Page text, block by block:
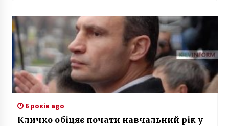
6 років ago
Кличко обіцяє почати навчальний рік у